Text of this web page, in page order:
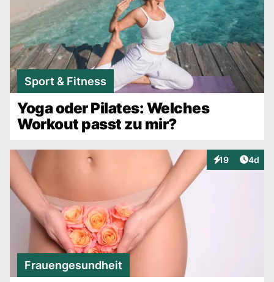
Sport & Fitness
Yoga oder Pilates: Welches
Workout passt zu mir?
19
Interaktionen
4d
Frauengesundheit